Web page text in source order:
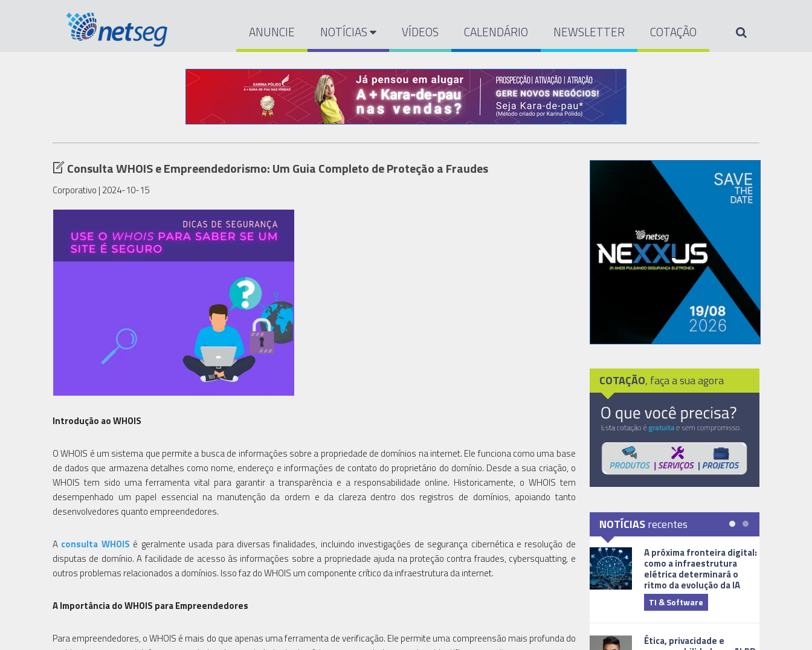
ANUNCIE NOTÍCIAS VÍDEOS CALENDÁRIO NEWSLETTER COTAÇÃO
Consulta WHOIS e Empreendedorismo: Um Guia Completo de Proteção a Fraudes
Corporativo | 2024-10-15
Introdução ao WHOIS
O WHOIS é um sistema que permite a busca de informações sobre a propriedade de domínios na internet. Ele funciona como uma base
de dados que armazena detalhes como nome, endereço e informações de contato do proprietário do domínio. Desde a sua criação, o
WHOIS tem sido uma ferramenta vital para garantir a transparência e a responsabilidade online. Historicamente, o WHOIS tem
desempenhado um papel essencial na manutenção da ordem e da clareza dentro dos registros de domínios, apoiando tanto
desenvolvedores quanto empreendedores.
A consulta WHOIS é geralmente usada para diversas finalidades, incluindo investigações de segurança cibernética e resolução de
disputas de domínio. A facilidade de acesso às informações sobre a propriedade ajuda na proteção contra fraudes, cybersquatting, e
outros problemas relacionados a domínios. Isso faz do WHOIS um componente crítico da infraestrutura da internet.
A Importância do WHOIS para Empreendedores
Para empreendedores, o WHOIS é mais do que apenas uma ferramenta de verificação. Ele permite uma compreensão mais profunda do
COTAÇÃO, faça a sua agora
NOTÍCIASrecentes
A próxima fronteira digital:
como a infraestrutura
elétrica determinará o
ritmo da evolução da IA
TI & Software
Ética, privacidade e